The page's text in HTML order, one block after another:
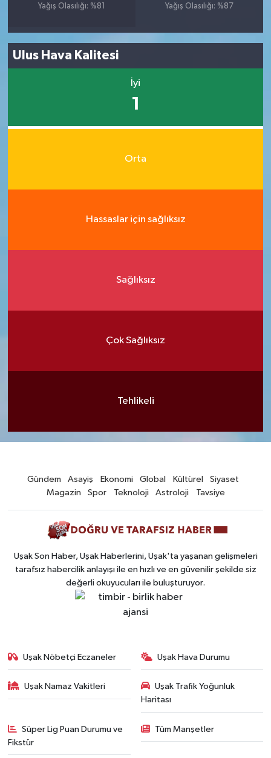
Yağış Olasılığı: %81
Yağış Olasılığı: %87
Ulus Hava Kalitesi
İyi
1
Orta
Hassaslar için sağlıksız
Sağlıksız
Çok Sağlıksız
Tehlikeli
Gündem Asayiş Ekonomi Global Kültürel
Siyaset
Magazin
Spor Teknoloji Astroloji Tavsiye
Uşak Son Haber, Uşak Haberlerini, Uşak'ta yaşanan gelişmeleri
tarafsız habercilik anlayışı ile en hızlı ve en güvenilir şekilde siz
değerli okuyucuları ile buluşturuyor.
Uşak Nöbetçi Eczaneler Uşak Hava Durumu
Uşak Namaz Vakitleri
Uşak Trafik Yoğunluk
Haritası
Süper Lig Puan Durumu ve
Fikstür
Tüm Manşetler